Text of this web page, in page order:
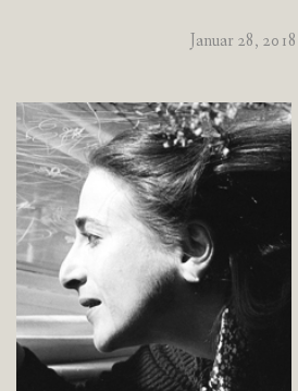
Januar 28, 2018